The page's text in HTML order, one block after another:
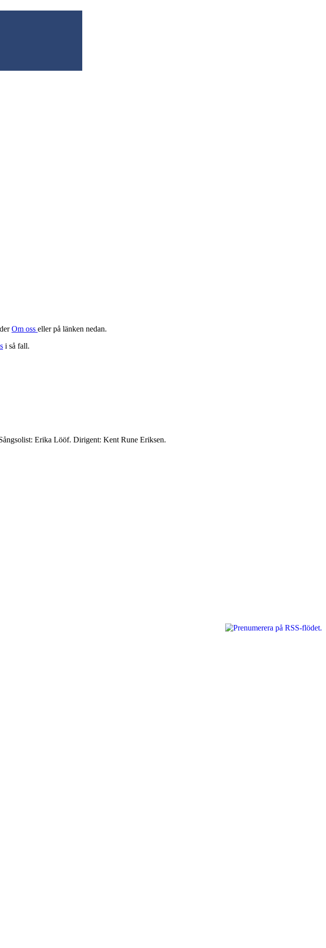
Om oss eller på länken nedan.
i så fall.
Erika Lööf. Dirigent: Kent Rune Eriksen.